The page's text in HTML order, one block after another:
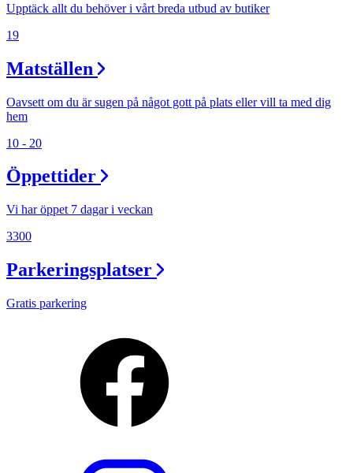
Presentkort
Upptäck allt du behöver i vårt breda utbud av butiker
19
Matställen
Oavsett om du är sugen på något gott på plats eller vill ta med dig
hem
10 - 20
Öppettider
Vi har öppet 7 dagar i veckan
3300
Parkeringsplatser
Gratis parkering